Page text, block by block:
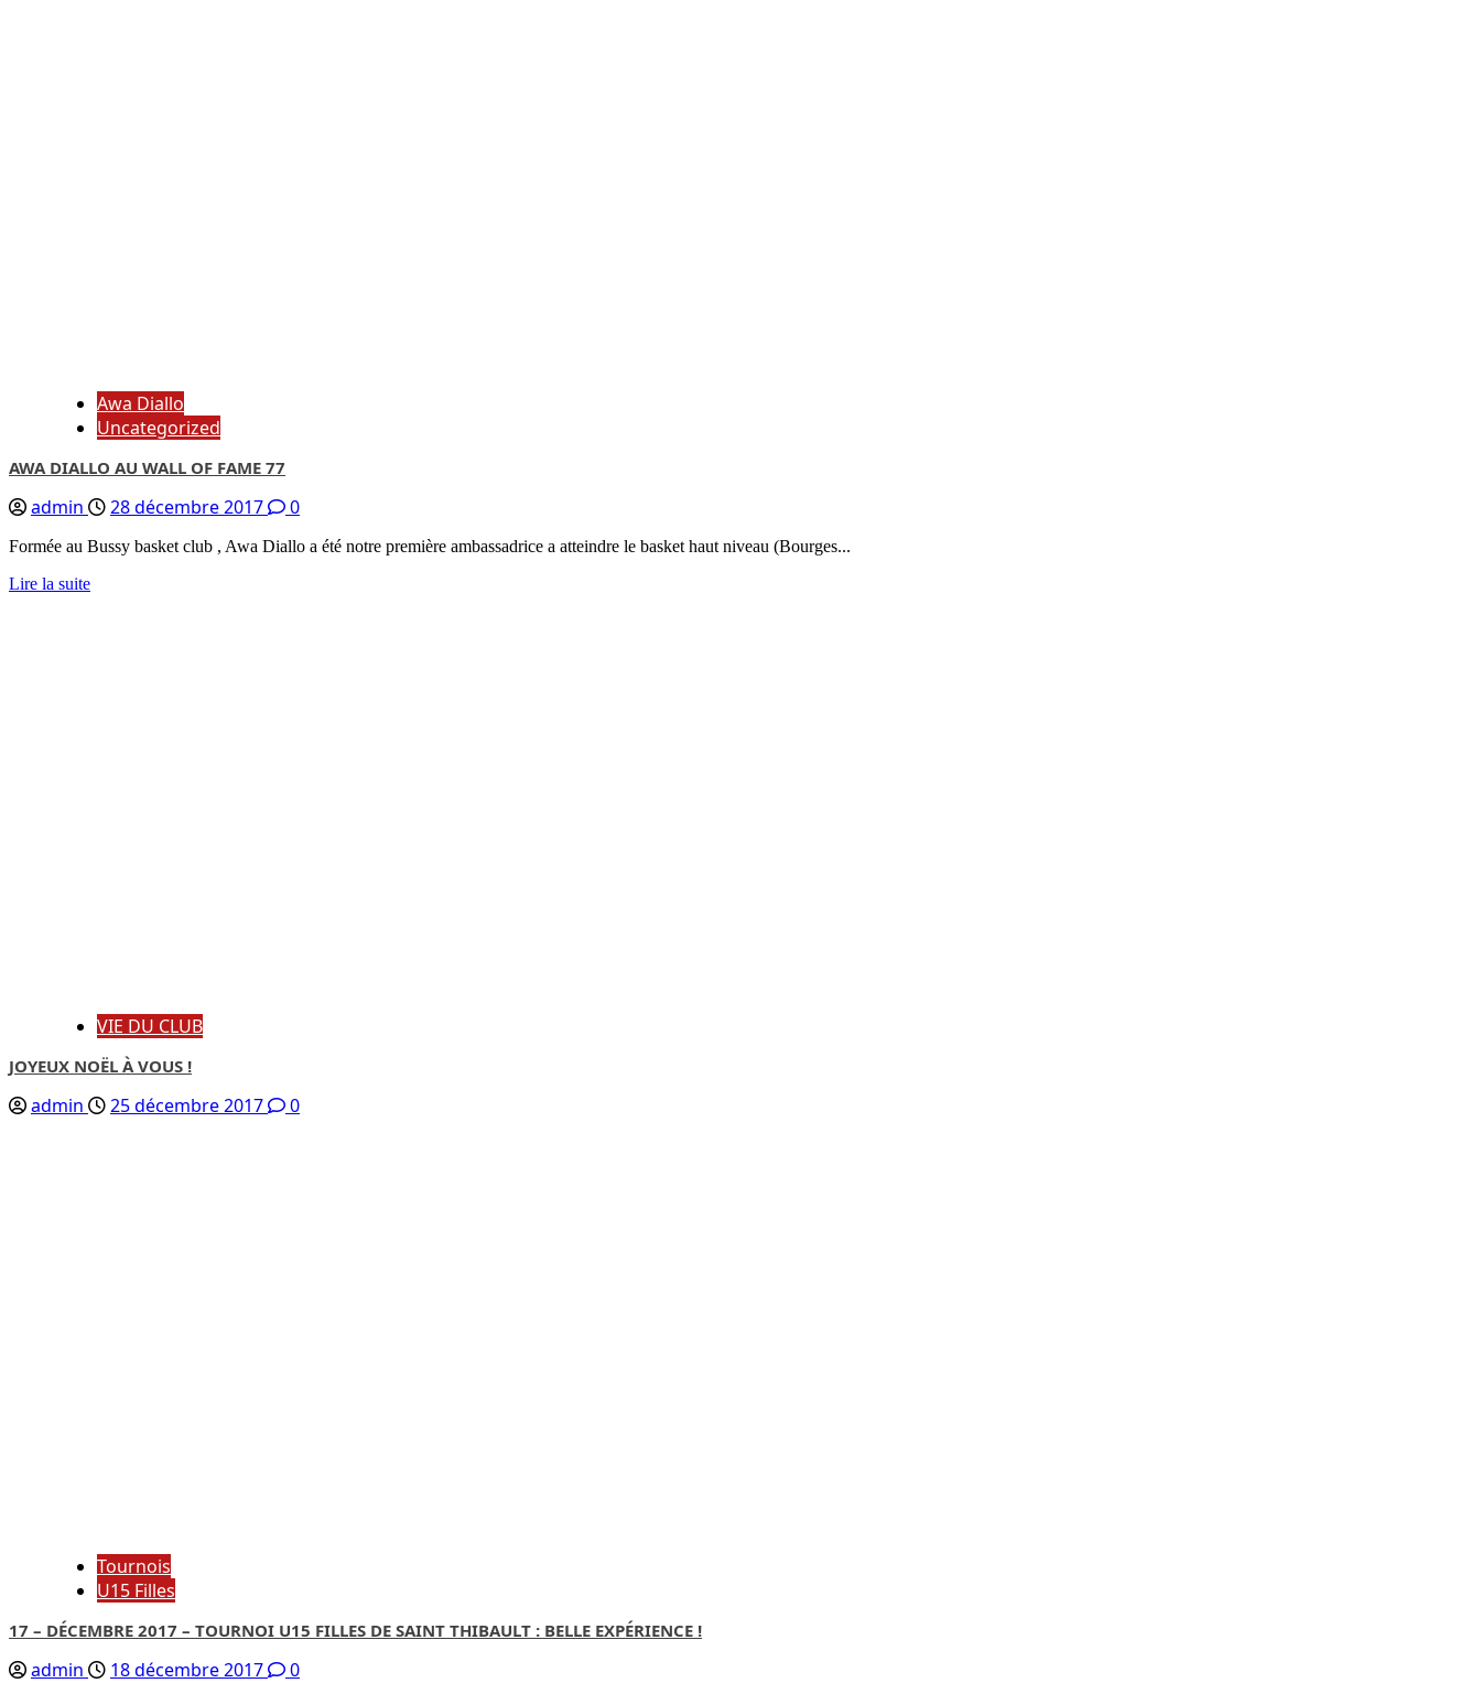
Awa Diallo
Uncategorized
AWA DIALLO AU WALL OF FAME 77
admin 28 décembre 2017 0
Formée au Bussy basket club , Awa Diallo a été notre première ambassadrice a atteindre le basket haut niveau (Bourges...
Lire la suite
VIE DU CLUB
JOYEUX NOËL À VOUS !
admin 25 décembre 2017 0
Tournois
U15 Filles
17 – DÉCEMBRE 2017 – TOURNOI U15 FILLES DE SAINT THIBAULT : BELLE EXPÉRIENCE !
admin 18 décembre 2017 0